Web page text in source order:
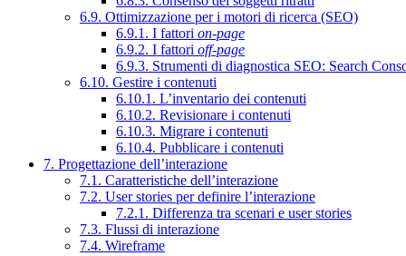
6.9. Ottimizzazione per i motori di ricerca (SEO)
6.9.1. I fattori on-page
6.9.2. I fattori off-page
6.9.3. Strumenti di diagnostica SEO: Search
6.10. Gestire i contenuti
6.10.1. L’inventario dei contenuti
6.10.2. Revisionare i contenuti
6.10.3. Migrare i contenuti
6.10.4. Pubblicare i contenuti
7. Progettazione dell’interazione
7.1. Caratteristiche dell’interazione
7.2. User stories per definire l’interazione
7.2.1. Differenza tra scenari e user stories
7.3. Flussi di interazione
7.4. Wireframe